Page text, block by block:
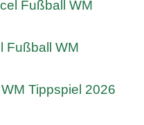
Fußball WM
Fußball WM
Tippspiel 2026